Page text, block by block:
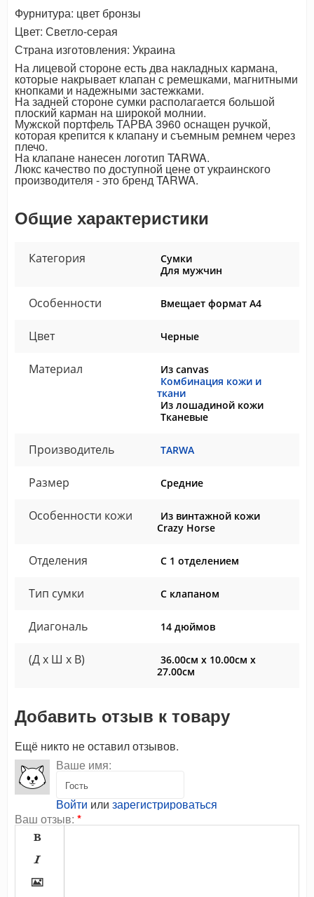
Фурнитура: цвет бронзы
Цвет: Светло-серая
Страна изготовления: Украина
На лицевой стороне есть два накладных кармана,
которые накрывает клапан с ремешками, магнитными
кнопками и надежными застежками.
На задней стороне сумки располагается большой
плоский карман на широкой молнии.
Мужской портфель ТАРВА 3960 оснащен ручкой,
которая крепится к клапану и съемным ремнем через
плечо.
На клапане нанесен логотип TARWA.
Люкс качество по доступной цене от украинского
производителя - это бренд TARWA.
Общие характеристики
Категория
Сумки
Для мужчин
Особенности Вмещает формат А4
Цвет Черные
Материал
Из canvas
Комбинация кожи и
ткани
Из лошадиной кожи
Тканевые
Производитель TARWA
Размер Средние
Особенности кожи
Из винтажной кожи
Crazy Horse
Отделения С 1 отделением
Тип сумки С клапаном
Диагональ 14 дюймов
(Д x Ш x В)
36.00см x 10.00см x
27.00см
Добавить отзыв к товару
Ещё никто не оставил отзывов.
Ваше имя:
Войти или зарегистрироваться
Ваш отзыв: *


